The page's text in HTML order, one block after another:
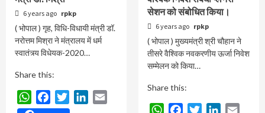
6 years ago rpkp
( भोपाल ) गृह, विधि-विधायी मंत्री डॉ.
नरोत्तम मिश्रा ने मंत्रालय में धर्म
स्वातंत्र्य विधेयक-2020…
Share this:
WhatsAppFacebookTwitterLinkedIn
सेशन को संबोधित किया।
6 years ago rpkp
( भोपाल ) मुख्यमंत्री श्री चौहान ने
तीसरे वैश्विक नवकरणीय ऊर्जा निवेश
सम्मेलन को किया…
Share this:
WhatsAppFacebookTwitterLinkedIn